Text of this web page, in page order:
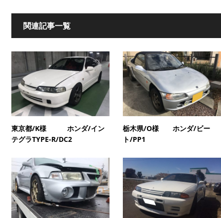
関連記事一覧
東京都/K様 ホンダ/イン
テグラTYPE-R/DC2
栃木県/O様 ホンダ/ビー
ト/PP1